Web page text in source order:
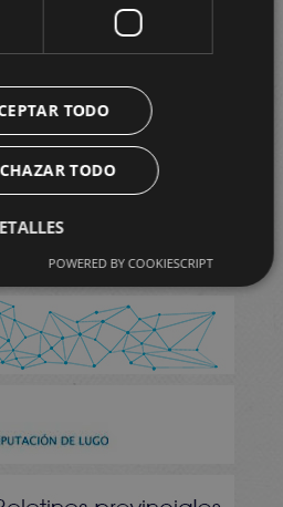
TODO
TODO
POWERED BY COOKIESCRIPT